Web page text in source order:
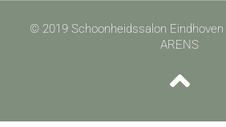
© 2019 Schoonheidssalon Eindhoven
ARENS